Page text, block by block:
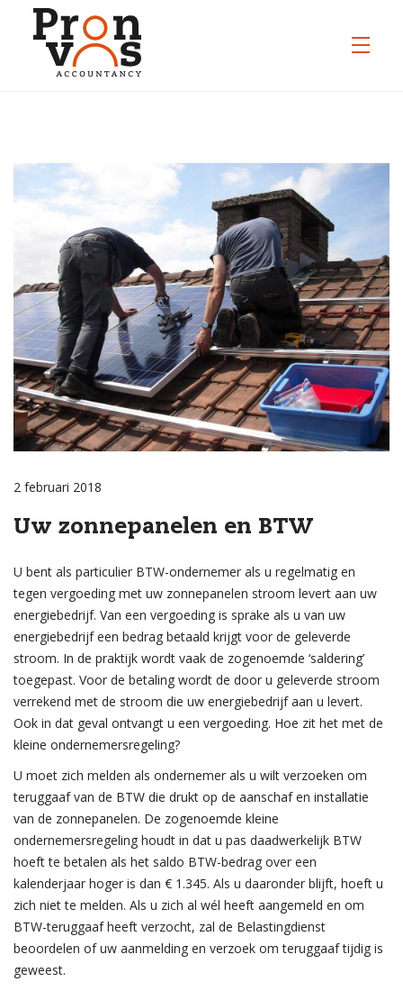
2 februari 2018
Uw zonnepanelen en BTW
U bent als particulier BTW-ondernemer als u regelmatig en
tegen vergoeding met uw zonnepanelen stroom levert aan uw
energiebedrijf. Van een vergoeding is sprake als u van uw
energiebedrijf een bedrag betaald krijgt voor de geleverde
stroom. In de praktijk wordt vaak de zogenoemde ‘saldering’
toegepast. Voor de betaling wordt de door u geleverde stroom
verrekend met de stroom die uw energiebedrijf aan u levert.
Ook in dat geval ontvangt u een vergoeding. Hoe zit het met de
kleine ondernemersregeling?
U moet zich melden als ondernemer als u wilt verzoeken om
teruggaaf van de BTW die drukt op de aanschaf en installatie
van de zonnepanelen. De zogenoemde kleine
ondernemersregeling houdt in dat u pas daadwerkelijk BTW
hoeft te betalen als het saldo BTW-bedrag over een
kalenderjaar hoger is dan € 1.345. Als u daaronder blijft, hoeft u
zich niet te melden. Als u zich al wél heeft aangemeld en om
BTW-teruggaaf heeft verzocht, zal de Belastingdienst
beoordelen of uw aanmelding en verzoek om teruggaaf tijdig is
geweest.